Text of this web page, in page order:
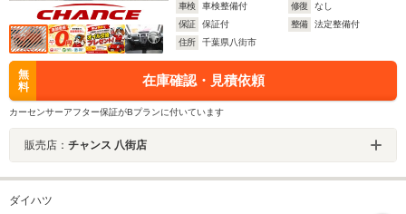
車検
車検整備付 修復
なし
保証
保証付 整備
法定整備付
住所
千葉県八街市
無
料
在庫確認・見積依頼
カーセンサーアフター保証がBプランに付いています
販売店： チャンス 八街店
ダイハツ